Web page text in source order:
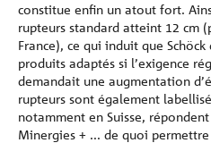
constitue enfin un atout fort.
rupteurs standard atteint 12 cm
France), ce qui induit que
produits adaptés si l’exigence
demandait une augmentation
rupteurs sont également
notamment en Suisse,
Minergies + ... de quoi permettre